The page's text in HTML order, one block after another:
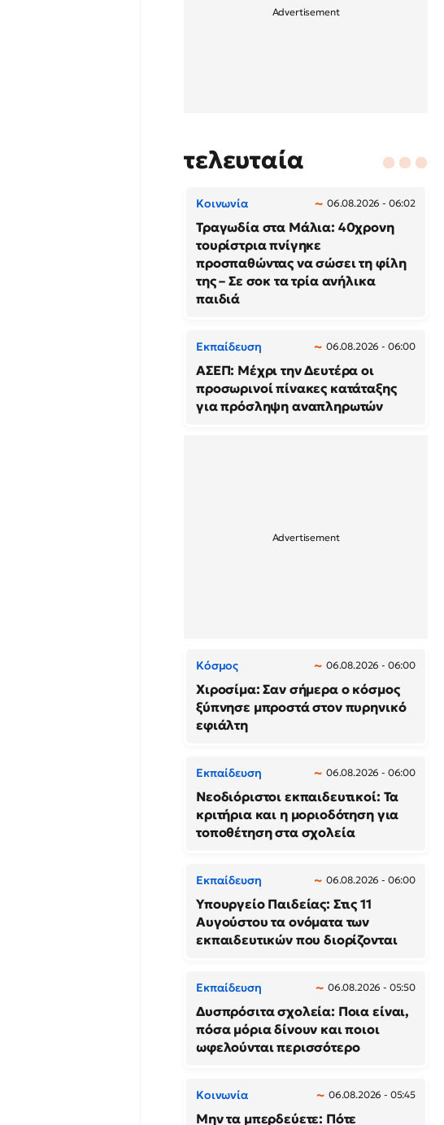
τελευταία
Κοινωνία 06.08.2026 - 06:02
Τραγωδία στα Μάλια: 40χρονη
τουρίστρια πνίγηκε
προσπαθώντας να σώσει τη φίλη
της – Σε σοκ τα τρία ανήλικα
παιδιά
Εκπαίδευση 06.08.2026 - 06:00
ΑΣΕΠ: Μέχρι την Δευτέρα οι
προσωρινοί πίνακες κατάταξης
για πρόσληψη αναπληρωτών
Κόσμος 06.08.2026 - 06:00
Χιροσίμα: Σαν σήμερα ο κόσμος
ξύπνησε μπροστά στον πυρηνικό
εφιάλτη
Εκπαίδευση 06.08.2026 - 06:00
Νεοδιόριστοι εκπαιδευτικοί: Τα
κριτήρια και η μοριοδότηση για
τοποθέτηση στα σχολεία
Εκπαίδευση 06.08.2026 - 06:00
Υπουργείο Παιδείας: Στις 11
Αυγούστου τα ονόματα των
εκπαιδευτικών που διορίζονται
Εκπαίδευση 06.08.2026 - 05:50
Δυσπρόσιτα σχολεία: Ποια είναι,
πόσα μόρια δίνουν και ποιοι
ωφελούνται περισσότερο
Κοινωνία 06.08.2026 - 05:45
Μην τα μπερδεύετε: Πότε